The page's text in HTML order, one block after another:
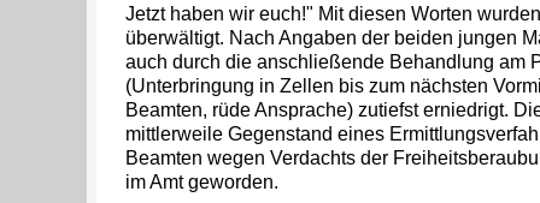
Jetzt haben wir euch!" Mit diesen Worten
überwältigt. Nach Angaben der beiden jungen
auch durch die anschließende Behandlung am
(Unterbringung in Zellen bis zum nächsten
Beamten, rüde Ansprache) zutiefst erniedrigt.
mittlerweile Gegenstand eines
Beamten wegen Verdachts der
im Amt geworden.